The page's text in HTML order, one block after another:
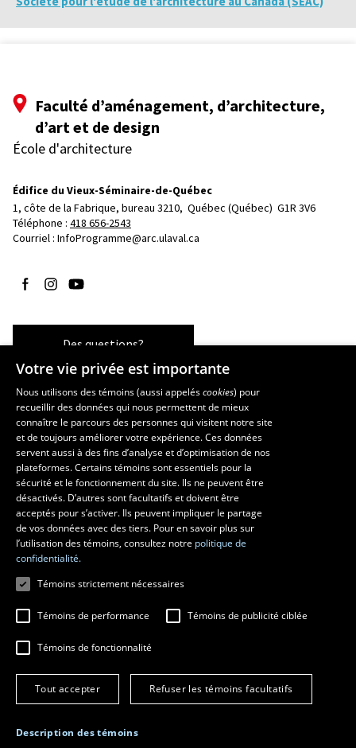
Faculté d’aménagement, d’architecture,
d’art et de design
École d'architecture
Édifice du Vieux-Séminaire-de-Québec
1, côte de la Fabrique, bureau 3210, Québec (Québec)  G1R 3V6
Téléphone : 418 656-2543
Courriel : InfoProgramme@arc.ulaval.ca
Suivez-nous sur Facebook
Suivez-nous sur Instagram
Suivez-nous sur YouTube
Des questions?
Les écoles et la recherche
École d’art
École supérieure d’aménagement du territoire et de développement
régional
École de design
Centre de recherche en aménagement et développement
© 2026 Université Laval
Tous droits réservés
Conditions générales d'utilisation
Fraude en ligne
Paramétrer les témoins
Votre vie privée est importante
Nous utilisons des témoins (aussi appeléscookies) pour
recueillir des données qui nous permettent de mieux
connaître le parcours des personnes qui visitent notre site
et de toujours améliorer votre expérience. Ces données
servent aussi à des fins d’analyse et d’optimisation de nos
plateformes. Certains témoins sont essentiels pour la
sécurité et le fonctionnement du site. Ils ne peuvent être
désactivés. D’autres sont facultatifs et doivent être
acceptés pour s’activer. Ils peuvent impliquer le partage
de vos données avec des tiers. Pour en savoir plus sur
l’utilisation des témoins, consultez notre politique de
confidentialité.
Témoins strictement nécessaires
Témoins de performance Témoins de publicité ciblée
Témoins de fonctionnalité
Tout accepter Refuser les témoins facultatifs
Description des témoins